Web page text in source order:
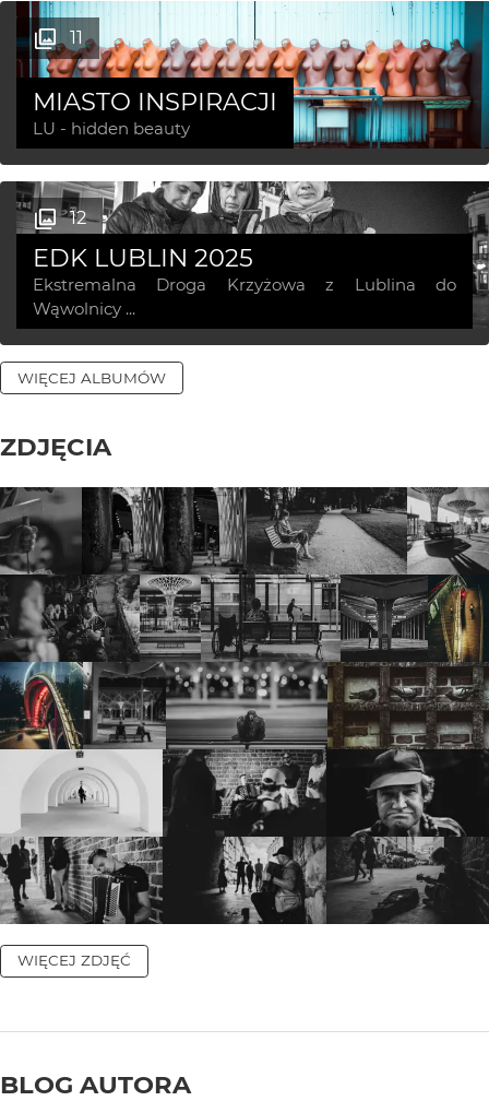
11
MIASTO INSPIRACJI
LU - hidden beauty
12
EDK LUBLIN 2025
Ekstremalna Droga Krzyżowa z Lublina do
Wąwolnicy ...
WIĘCEJ ALBUMÓW
ZDJĘCIA
WIĘCEJ ZDJĘĆ
BLOG AUTORA